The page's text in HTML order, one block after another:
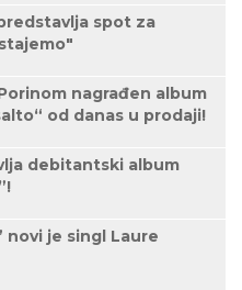
spot za
nagrađen album
od danas u prodaji!
debitantski album
novi je singl Laure